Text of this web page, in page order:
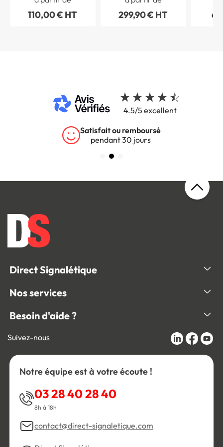
Gamme Wood
110,00 € HT 299,90 € HT
4.5/5 excellent
Satisfait ou remboursé
pendant 30 jours
Direct Signalétique
Nos services
Besoin d'aide ?
Suivez-nous
Notre équipe est à votre écoute !
03 28 40 28 40
8h à 18h
contact@direct-signaletique.com